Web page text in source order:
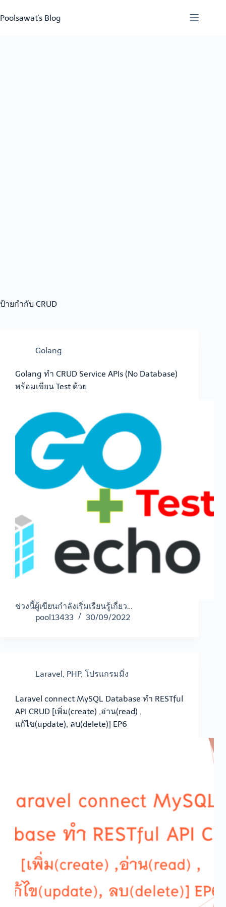
to
content
Poolsawat's Blog
ป้ายกำกับ CRUD
Golang
Golang ทำ CRUD Service APIs (No Database)
พร้อมเขียน Test ด้วย
ช่วงนี้ผู้เขียนกำลังเริ่มเรียนรู้เกี่ยว…
pool13433
30/09/2022
Laravel, PHP, โปรแกรมมิ่ง
Laravel connect MySQL Database ทำ RESTful
API CRUD [เพิ่ม(create) ,อ่าน(read) ,
แก้ไข(update), ลบ(delete)] EP6